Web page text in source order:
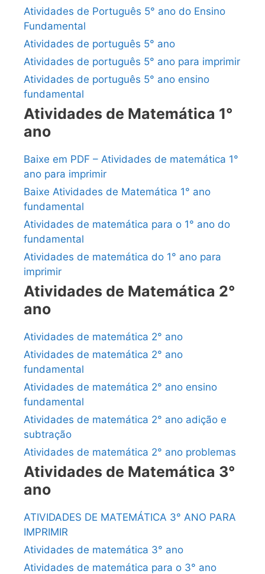
Atividades de Português 5° ano do Ensino
Fundamental
Atividades de português 5° ano
Atividades de português 5° ano para imprimir
Atividades de português 5° ano ensino
fundamental
Atividades de Matemática 1°
ano
Baixe em PDF – Atividades de matemática 1°
ano para imprimir
Baixe Atividades de Matemática 1° ano
fundamental
Atividades de matemática para o 1° ano do
fundamental
Atividades de matemática do 1° ano para
imprimir
Atividades de Matemática 2°
ano
Atividades de matemática 2° ano
Atividades de matemática 2° ano
fundamental
Atividades de matemática 2° ano ensino
fundamental
Atividades de matemática 2° ano adição e
subtração
Atividades de matemática 2° ano problemas
Atividades de Matemática 3°
ano
ATIVIDADES DE MATEMÁTICA 3° ANO PARA
IMPRIMIR
Atividades de matemática 3° ano
Atividades de matemática para o 3° ano